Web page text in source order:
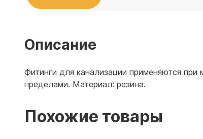
Описание
Фитинги для канализации применяются
пределами. Материал: резина.
Похожие товары